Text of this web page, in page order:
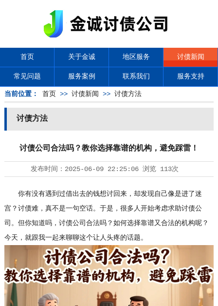
首页 关于金诚 地区服务 讨债新闻
常见问题 服务案例 联系我们 服务支持
当前位置： 首页 >> 讨债新闻 >> 讨债方法
讨债方法
讨债公司合法吗？教你选择靠谱的机构，避免踩雷！
发布时间： 2025-06-09 22:25:06浏览 113次
你有没有遇到过借出去的钱想讨回来，却发现自己像是进了迷
宫？讨债难，真不是一句空话。于是，很多人开始考虑求助讨债公
司 。但你知道吗，讨债公司合法吗？如何选择靠谱又合法的机构呢？
今天，就跟我一起来聊聊这个让人头疼的话题。